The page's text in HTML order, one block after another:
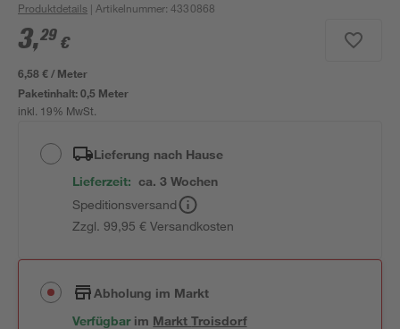
Produktdetails | Artikelnummer:4330868
3,29 €
6,58 € / Meter
Paketinhalt:0,5 Meter
inkl. 19% MwSt.
Lieferung nach Hause
Lieferzeit: ca. 3 Wochen
Speditionsversand
Zzgl. 99,95 € Versandkosten
Abholung im Markt
Verfügbar im MarktTroisdorf